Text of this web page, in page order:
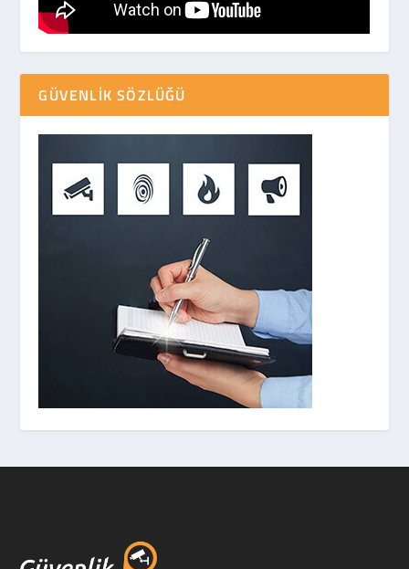
GÜVENLIK SÖZLÜĞÜ